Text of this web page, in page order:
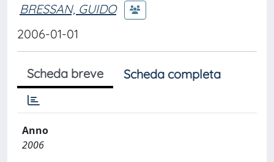
BRESSAN, GUIDO
2006-01-01
Scheda breve Scheda completa
Anno
2006